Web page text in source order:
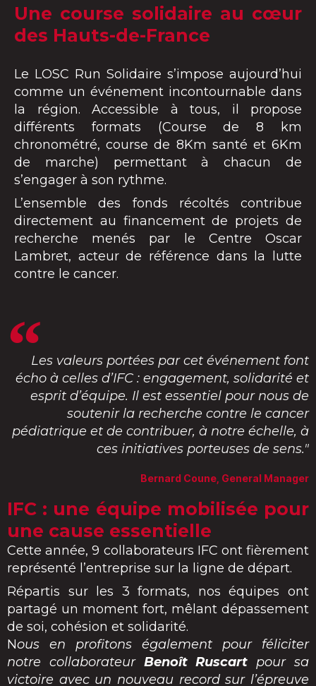
Une course solidaire au cœur
des Hauts-de-France
Le LOSC Run Solidaire s’impose aujourd’hui
comme un événement incontournable dans
la région. Accessible à tous, il propose
différents formats (Course de 8 km
chronométré, course de 8Km santé et 6Km
de marche) permettant à chacun de
s’engager à son rythme.
L’ensemble des fonds récoltés contribue
directement au financement de projets de
recherche menés par le Centre Oscar
Lambret, acteur de référence dans la lutte
contre le cancer.
Les valeurs portées par cet événement font
écho à celles d’IFC : engagement, solidarité et
esprit d’équipe. Il est essentiel pour nous de
soutenir la recherche contre le cancer
pédiatrique et de contribuer, à notre échelle, à
ces initiatives porteuses de sens."
Bernard Coune, General Manager
IFC : une équipe mobilisée pour
une cause essentielle
Cette année, 9 collaborateurs IFC ont fièrement
représenté l’entreprise sur la ligne de départ.
Répartis sur les 3 formats, nos équipes ont
partagé un moment fort, mêlant dépassement
de soi, cohésion et solidarité.
Nous en profitons également pour féliciter
notre collaborateur Benoît Ruscart pour sa
victoire avec un nouveau record sur l’épreuve